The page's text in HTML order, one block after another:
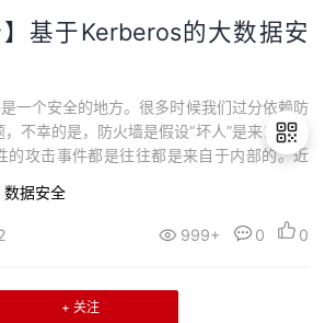
】基于Kerberos的大数据安
一个安全的地方。很多时候我们过分依赖防
不幸的是，防火墙是假设“坏人”是来自外部
的攻击事件都是往往都是来自于内部的。近
积攻击、勒索的事件。在Hadoop1.0.0之
安全的支持，默认集群内所有角色都是可靠
数据安全
999+ 0 0
+ 关注